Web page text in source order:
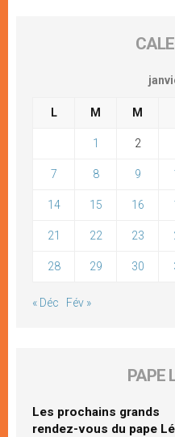
L M M
1 2
7 8 9
14 15 16
21 22 23
28 29 30
« Déc Fév »
PAPE
Les prochains grands
rendez-vous du pape